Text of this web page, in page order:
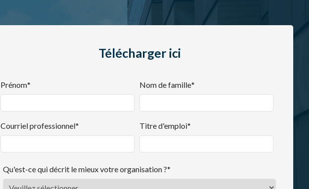
Télécharger ici
Prénom* Nom de famille*
Courriel professionnel* Titre d'emploi*
Qu'est-ce qui décrit le mieux votre organisation ?*